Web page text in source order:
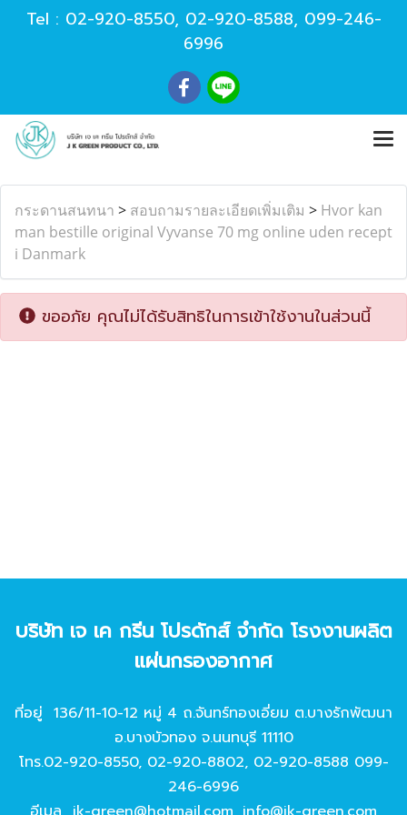
Tel : 02-920-8550, 02-920-8588, 099-246-
6996
กระดานสนทนา > สอบถามรายละเอียดเพิ่มเติม > Hvor kan
man bestille original Vyvanse 70 mg online uden recept
i Danmark
ขออภัย คุณไม่ได้รับสิทธิในการเข้าใช้งานในส่วนนี้
บริษัท เจ เค กรีน โปรดักส์ จํากัด โรงงานผลิต
แผ่นกรองอากาศ
ที่อยู่ 136/11-10-12 หมู่ 4 ถ.จันทร์ทองเอี่ยม ต.บางรักพัฒนา
อ.บางบัวทอง จ.นนทบุรี 11110
โทร.02-920-8550, 02-920-8802, 02-920-8588 099-
246-6996